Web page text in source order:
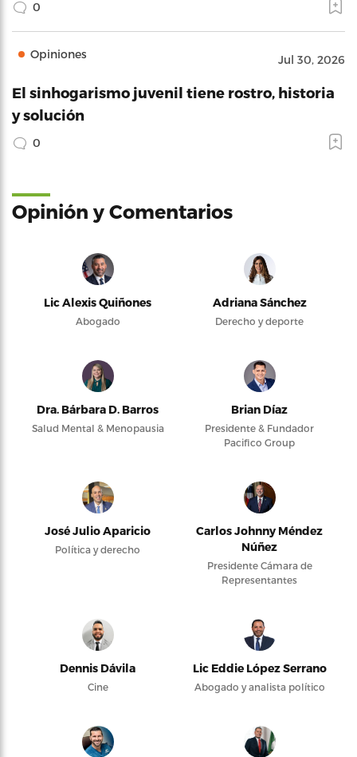
0
Opiniones Jul 30, 2026
El sinhogarismo juvenil tiene rostro, historia
y solución
0
Opinión y Comentarios
Lic Alexis Quiñones
Abogado
Adriana Sánchez
Derecho y deporte
Dra. Bárbara D. Barros
Salud Mental & Menopausia
Brian Díaz
Presidente & Fundador
Pacifico Group
José Julio Aparicio
Política y derecho
Carlos Johnny Méndez
Núñez
Presidente Cámara de
Representantes
Dennis Dávila
Cine
Lic Eddie López Serrano
Abogado y analista político